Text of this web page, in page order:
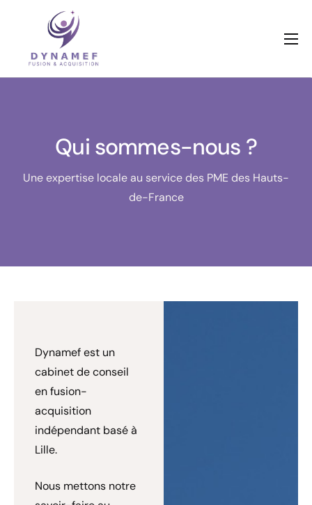
Qui sommes nous ?
Actualités
Dossiers en cours
Qui sommes-nous ?
Une expertise locale au service des PME des Hauts-
de-France
Dynamef est un
cabinet de conseil
en fusion-
acquisition
indépendant basé à
Lille.
Nous mettons notre